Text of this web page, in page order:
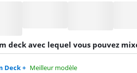
deck avec lequel vous pouvez
Deck + Meilleur modèle